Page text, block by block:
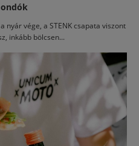
nyár vége, a STENK csapata viszont
inkább bölcsen...